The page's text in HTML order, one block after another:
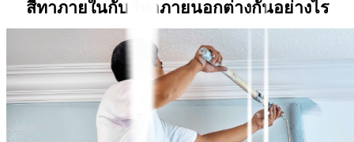
สีทาภายในกับสีทาภายนอกต่างกันอย่างไร